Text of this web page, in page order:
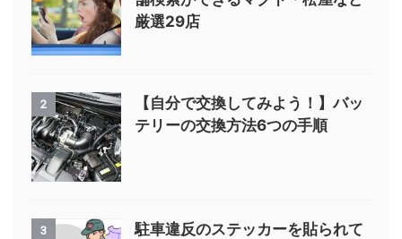
厳選29店
2
【自分で交換してみよう！】バッ
テリーの交換方法6つの手順
3
駐車違反のステッカーを貼られて